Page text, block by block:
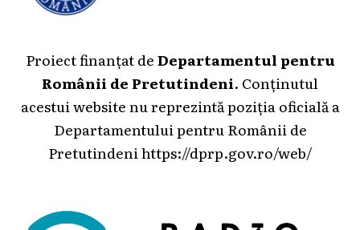
Proiect finanțat deDepartamentul pentru
Românii de Pretutindeni. Conținutul
acestui website nu reprezintă poziția oficială a
Departamentului pentru Românii de
Pretutindeni https://dprp.gov.ro/web/